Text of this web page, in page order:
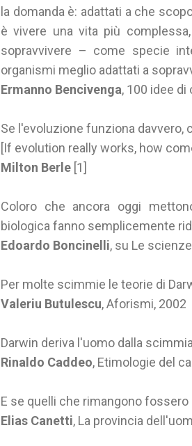
la domanda è: adattati a che
è vivere una vita più
sopravvivere – come specie
organismi meglio adattati a
Ermanno Bencivenga, 100 idee di
Se l'evoluzione funziona davvero,
[If evolution really works, how
Milton Berle [1]
Coloro che ancora oggi
biologica fanno semplicemente
Edoardo Boncinelli, su Le
Per molte scimmie le teorie di
Valeriu Butulescu, Aforismi, 2002
Darwin deriva l'uomo dalla
Rinaldo Caddeo, Etimologie del
E se quelli che rimangono
Elias Canetti, La provincia